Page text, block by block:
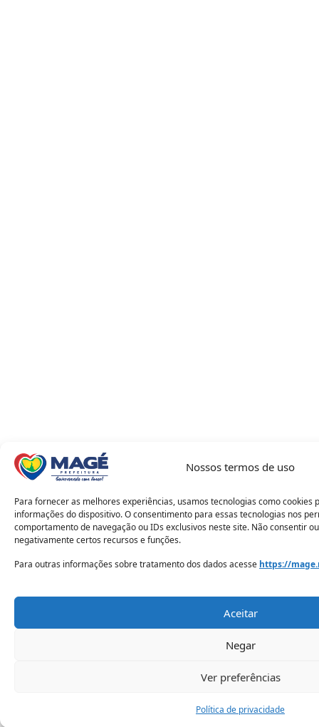
Nossos termos de uso
Para fornecer as melhores experiências, usamos tecnologias como cookies
informações do dispositivo. O consentimento para essas tecnologias nos
comportamento de navegação ou IDs exclusivos neste site. Não consentir
negativamente certos recursos e funções.
Para outras informações sobre tratamento dos dados acesse https://
Aceitar
Negar
Ver preferências
Política de privacidade